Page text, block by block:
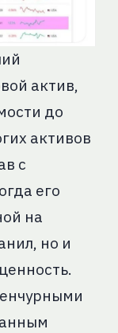
актив,
до
активов
с
его
на
но и